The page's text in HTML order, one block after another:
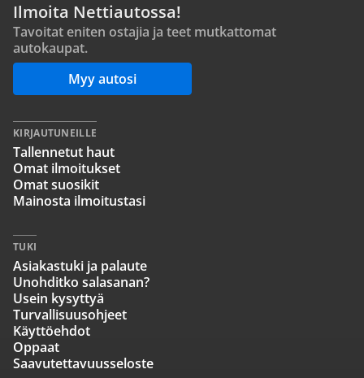
Ilmoita Nettiautossa!
Tavoitat eniten ostajia ja teet mutkattomat
autokaupat.
Myy autosi
KIRJAUTUNEILLE
Tallennetut haut
Omat ilmoitukset
Omat suosikit
Mainosta ilmoitustasi
TUKI
Asiakastuki ja palaute
Unohditko salasanan?
Usein kysyttyä
Turvallisuusohjeet
Käyttöehdot
Oppaat
Saavutettavuusseloste